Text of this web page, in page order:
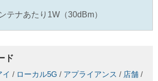
テナあたり1W（30dBm）
ド
イ / ローカル5G / アプライアンス / 店舗 /